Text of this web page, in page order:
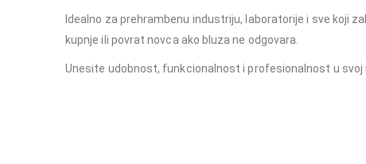
Idealno za prehrambenu industriju, laboratorije i sve koji
kupnje ili povrat novca ako bluza ne odgovara.
Unesite udobnost, funkcionalnost i profesionalnost u svoj